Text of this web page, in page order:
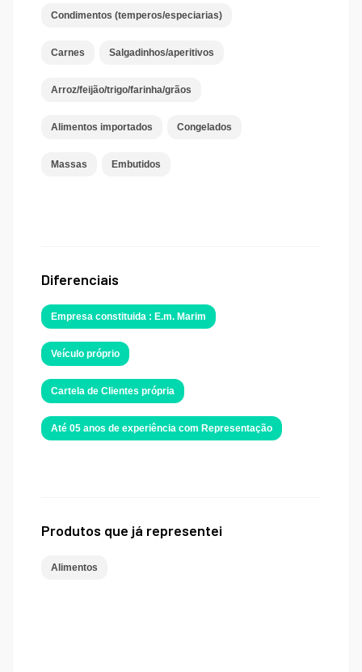
Condimentos (temperos/especiarias)
Carnes Salgadinhos/aperitivos
Arroz/feijão/trigo/farinha/grãos
Alimentos importados Congelados
Massas Embutidos
Diferenciais
Empresa constituida : E.m. Marim
Veículo próprio
Cartela de Clientes própria
Até 05 anos de experiência com Representação
Produtos que já representei
Alimentos